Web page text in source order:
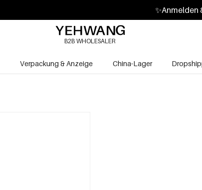
✨Anmelden
B2B WHOLESALER
Verpackung & Anzeige China-Lager